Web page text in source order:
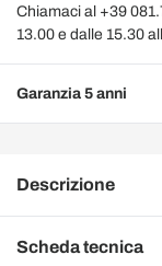
Chiamaci al +39
13.00 e dalle 15.30
Garanzia 5 anni
Descrizione
Scheda tecnica